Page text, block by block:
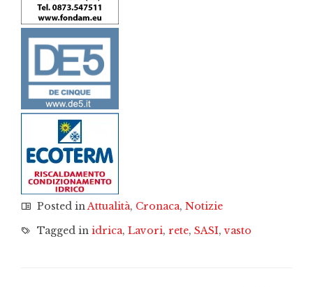
Posted inAttualità, Cronaca, Notizie
Tagged in idrica, Lavori, rete, SASI,vasto